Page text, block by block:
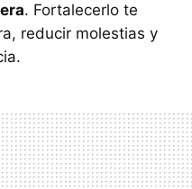
. Fortalecerlo te
reducir molestias y